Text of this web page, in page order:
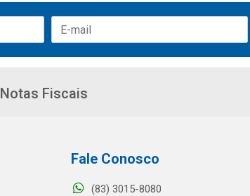
Notas Fiscais
Fale Conosco
(83) 3015-8080